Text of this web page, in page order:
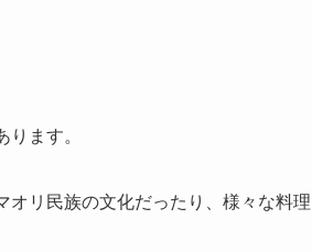
ます。
オリ民族の文化だったり、様々な料理